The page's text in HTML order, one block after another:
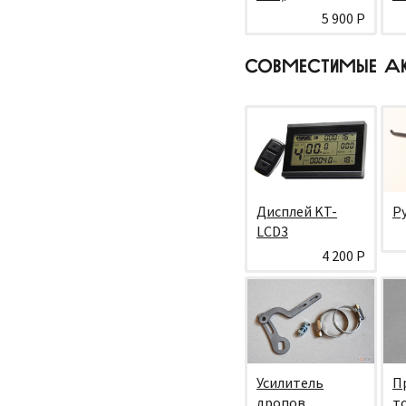
5 900 Р
СОВМЕСТИМЫЕ
Дисплей KT-
LCD3
4 200 Р
Усилитель
дропов